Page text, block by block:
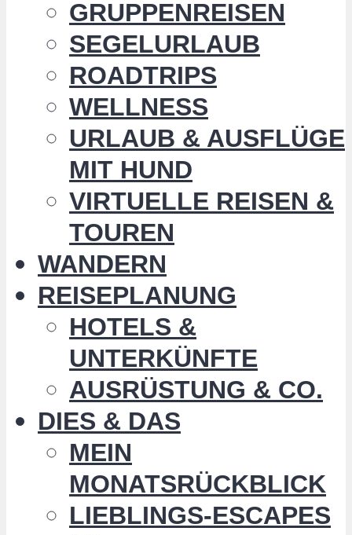
GRUPPENREISEN
SEGELURLAUB
ROADTRIPS
WELLNESS
URLAUB & AUSFLÜGE
MIT HUND
VIRTUELLE REISEN &
TOUREN
WANDERN
REISEPLANUNG
HOTELS &
UNTERKÜNFTE
AUSRÜSTUNG & CO.
DIES & DAS
MEIN
MONATSRÜCKBLICK
LIEBLINGS-ESCAPES